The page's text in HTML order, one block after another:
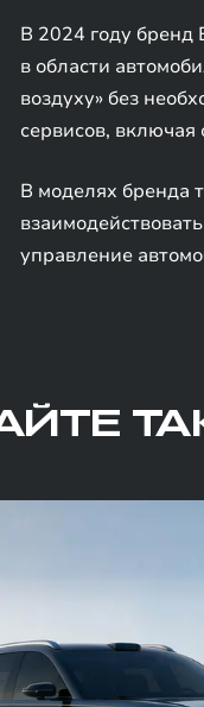
В 2024 году бренд
в области
воздуху» без
сервисов,
В моделях бренда
управление